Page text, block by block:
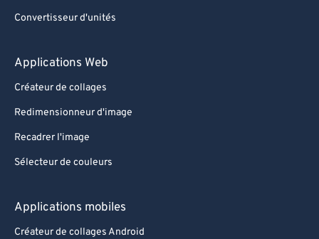
Convertisseur d'unités
Applications Web
Créateur de collages
Redimensionneur d'image
Recadrer l'image
Sélecteur de couleurs
Applications mobiles
Créateur de collages Android